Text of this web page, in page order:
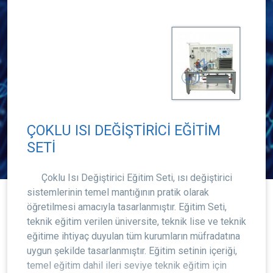
ÇOKLU ISI DEĞİŞTİRİCİ EĞİTİM
SETİ
Çoklu Isı Değiştirici Eğitim Seti, ısı değiştirici
sistemlerinin temel mantığının pratik olarak
öğretilmesi amacıyla tasarlanmıştır. Eğitim Seti,
teknik eğitim verilen üniversite, teknik lise ve teknik
eğitime ihtiyaç duyulan tüm kurumların müfradatına
uygun şekilde tasarlanmıştır. Eğitim setinin içeriği,
temel eğitim dahil ileri seviye teknik eğitim için